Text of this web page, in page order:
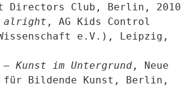
alright , AG Kids Control
e.V.), Leipzig,
Kunst im Untergrund , Neue
für Bildende Kunst, Berlin,